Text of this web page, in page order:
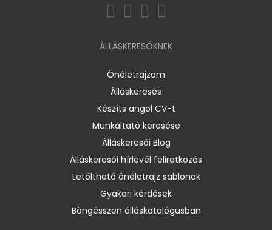
ÁLLÁSKERESŐKNEK
Önéletrajzom
Álláskeresés
Készíts angol CV-t
Munkáltató keresése
Álláskeresői Blog
Álláskeresői hírlevél feliratkozás
Letölthető önéletrajz sablonok
Gyakori kérdések
Böngésszen álláskatalógusban